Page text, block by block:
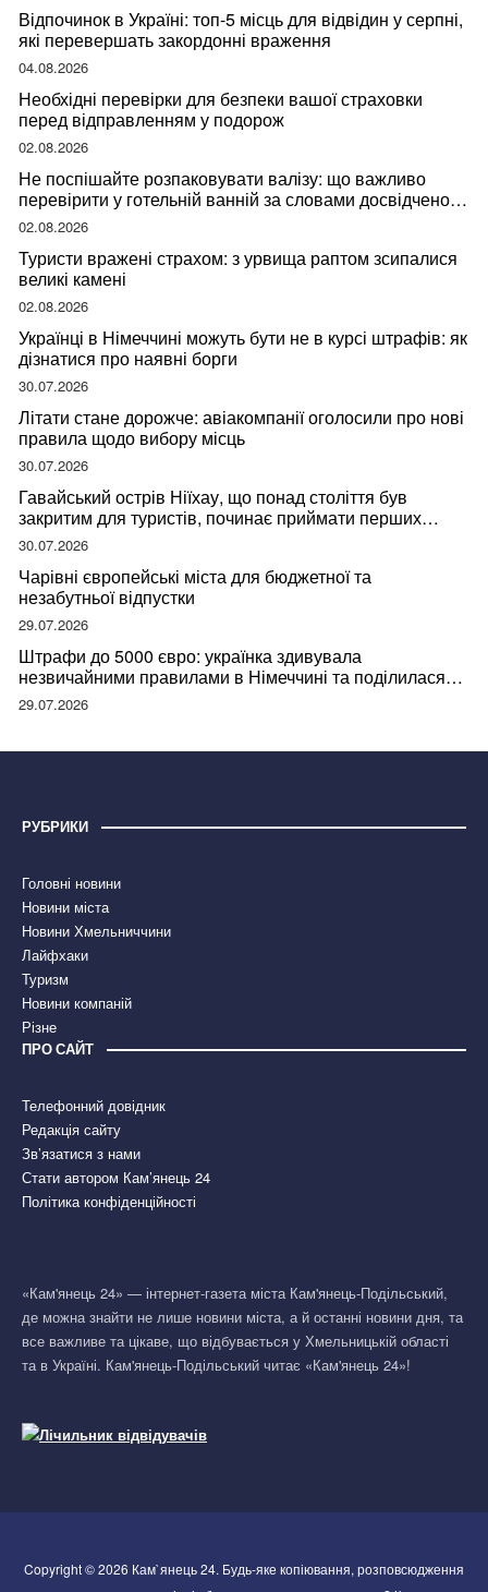
Відпочинок в Україні: топ-5 місць для відвідин у серпні,
які перевершать закордонні враження
04.08.2026
Необхідні перевірки для безпеки вашої страховки
перед відправленням у подорож
02.08.2026
Не поспішайте розпаковувати валізу: що важливо
перевірити у готельній ванній за словами досвідченої
мандрівниці
02.08.2026
Туристи вражені страхом: з урвища раптом зсипалися
великі камені
02.08.2026
Українці в Німеччині можуть бути не в курсі штрафів: як
дізнатися про наявні борги
30.07.2026
Літати стане дорожче: авіакомпанії оголосили про нові
правила щодо вибору місць
30.07.2026
Гавайський острів Ніїхау, що понад століття був
закритим для туристів, починає приймати перших
відвідувачів
30.07.2026
Чарівні європейські міста для бюджетної та
незабутньої відпустки
29.07.2026
Штрафи до 5000 євро: українка здивувала
незвичайними правилами в Німеччині та поділилася
правдою
29.07.2026
РУБРИКИ
Головні новини
Новини міста
Новини Хмельниччини
Лайфхаки
Туризм
Новини компаній
Різне
ПРО САЙТ
Телефонний довідник
Редакція сайту
Зв’язатися з нами
Стати автором Кам’янець 24
Політика конфіденційності
«Кам'янець 24» — інтернет-газета міста Кам'янець-Подільський,
де можна знайти не лише новини міста, а й останні новини дня, та
все важливе та цікаве, що відбувається у Хмельницькій області
та в Україні. Кам'янець-Подільський читає «Кам'янець 24»!
Copyright © 2026 Кам`янець 24. Будь-яке копіювання, розповсюдження